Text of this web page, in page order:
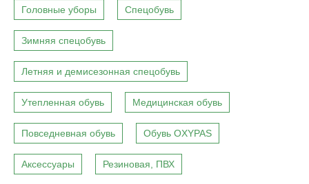
Головные уборы Спецобувь
Зимняя спецобувь
Летняя и демисезонная спецобувь
Утепленная обувь Медицинская обувь
Повседневная обувь Обувь OXYPAS
Аксессуары Резиновая, ПВХ